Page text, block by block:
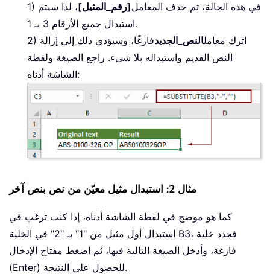
1) في هذه الحالة، تم حذف المعامل[رقم_المثيل]، لذا سيتم
استبدال جميع الأرقام 3 بـ 1.
2) اترك معاملالنص_الجديدفارغًا، وسيؤدي ذلك إلى إزالة
النص القديم واستبداله بلا شيء. راجع الصيغة ولقطة
الشاشة أدناه:
مثال 2: استبدال مثيل معيّن من نص بنص آخر
كما هو موضح في لقطة الشاشة أدناه، إذا كنت ترغب في
استبدال أول مثيل من "1" بـ "2" في الخلية B3، فحدد خلية
فارغة، وأدخل الصيغة التالية فيها، ثم اضغط مفتاح الإدخال
(Enter) للحصول على النتيجة.